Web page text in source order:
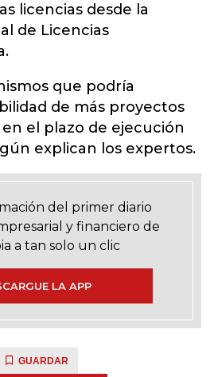
licencias desde la
de Licencias
que podría
de más proyectos
el plazo de ejecución
explican los expertos.
del primer diario
y financiero de
a tan solo un clic
LA APP
GUARDAR